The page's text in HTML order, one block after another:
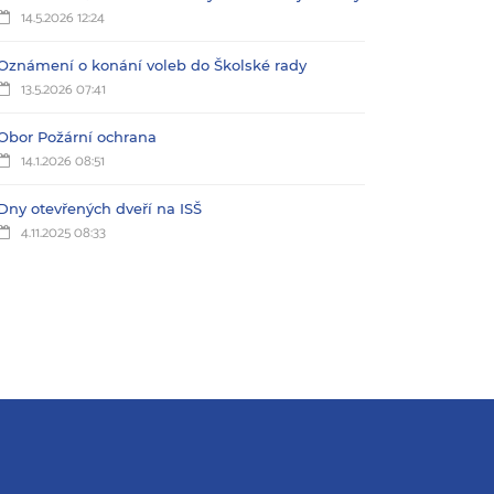
14.5.2026 12:24
o konání voleb do Školské rady
13.5.2026 07:41
Požární ochrana
14.1.2026 08:51
otevřených dveří na ISŠ
4.11.2025 08:33